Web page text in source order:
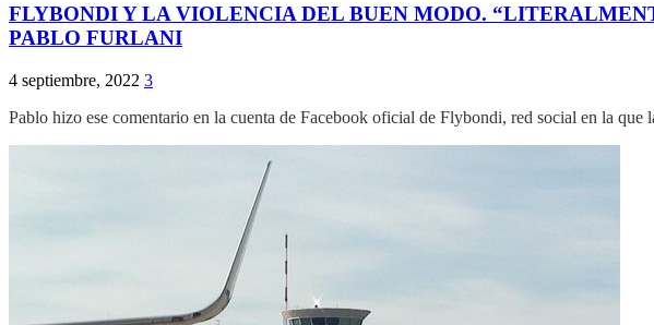
FLYBONDI Y LA VIOLENCIA DEL BUEN MODO.
PABLO FURLANI
4 septiembre, 2022 3
Pablo hizo ese comentario en la cuenta de Facebook oficial de Flybondi, red social en la